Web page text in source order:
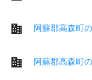
阿蘇郡高森町
阿蘇郡高森町